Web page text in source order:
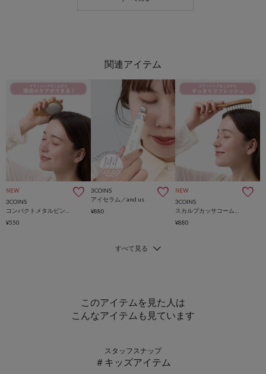
NEW
3COINS
¥550
3COINS
アイセラム／and us
¥880
NEW
3COINS
¥880
このアイテムを見た人は
こんなアイテムも見ています
スタッフスナップ
＃キッズアイテム